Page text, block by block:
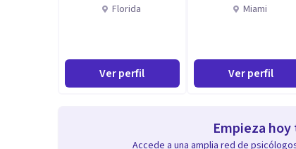
Florida
Ver perfil
Miami
Ver perfil
Empieza
Accede a una amplia red de